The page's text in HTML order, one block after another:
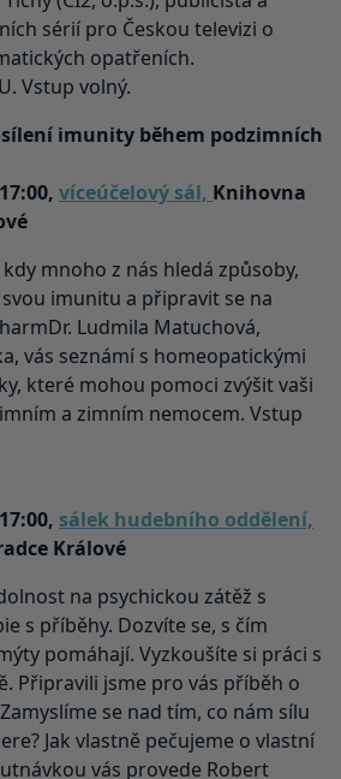
sérií pro Českou televizi o
opatřeních.
Vstup volný.
imunity během podzimních
víceúčelový sál, Knihovna
mnoho z nás hledá způsoby,
imunitu a připravit se na
Ludmila Matuchová,
vás seznámí s homeopatickými
které mohou pomoci zvýšit vaši
a zimním nemocem. Vstup
sálek hudebního oddělení,
Králové
na psychickou zátěž s
s příběhy. Dozvíte se, s čím
pomáhají. Vyzkoušíte si práci s
Připravili jsme pro vás příběh o
se nad tím, co nám sílu
Jak vlastně pečujeme o vlastní
vás provede Robert